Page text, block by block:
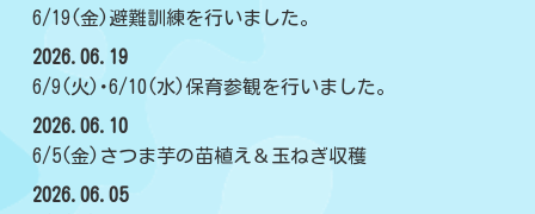
6/19(金)避難訓練を行いました。
2026.06.19
6/9(火)･6/10(水)保育参観を行いました。
2026.06.10
6/5(金)さつま芋の苗植え＆玉ねぎ収穫
2026.06.05